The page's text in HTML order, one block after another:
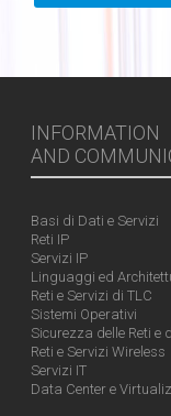
INFORMATION
AND
Basi di Dati e Servizi
Reti IP
Servizi IP
Linguaggi ed
Reti e Servizi di TLC
Sistemi Operativi
Sicurezza delle Reti e
Reti e Servizi Wireless
Servizi IT
Data Center e